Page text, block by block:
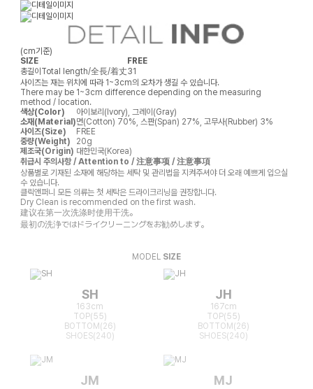
(cm기준)
SIZE
FREE
총길이Total length/全長/着丈31
사이즈는 재는 위치에 따라 1~3cm의 오차가 생길 수 있습니다.
There may be 1~3cm difference depending on the measuring
method / location.
색상(Color)
아이보리(Ivory), 그레이(Gray)
소재(Material)면(Cotton) 70%, 스판(Span) 27%, 고무사(Rubber) 3%
사이즈(Size)
FREE
중량(Weight)
20g
제조국(Origin) 대한민국(Korea)
취급시 주의사항 / Attention to / 注意事项 / 注意事項
상품별로 기재된 소재에 해당하는 세탁 및 관리법을 지켜주셔야 더 오래 예쁘게 입으실
수 있습니다.
클릭앤퍼니 모든 의류는 첫 세탁은 드라이크리닝을 권장합니다.
Dry Clean is recommended on the first wash.
建议在第一次洗涤时使用干洗。
最初の洗浄ではドライクリーニングをお勧めします。
MODEL SIZE
SH
163cm
TOP(55)
BOTTOM(26)
SHOES(240)
JH
167cm
TOP(55)
BOTTOM(26)
SHOES(240)
JM MJ